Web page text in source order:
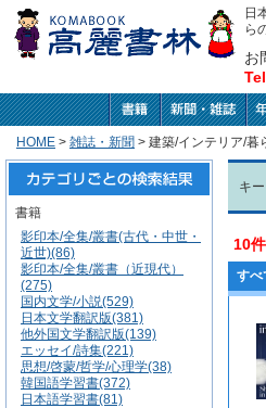
日
ら
お
HOME > 雑誌・新聞 > 建築/インテリア/暮
書籍
影印本/全集/叢書(古代・中世・
近世)(86)
影印本/全集/叢書（近現代）
(275)
国内文学/小説(529)
日本文学翻訳版(381)
他外国文学翻訳版(139)
エッセイ/詩集(221)
思想/啓蒙/哲学/心理学(38)
韓国語学習書(372)
日本語学習書(81)
キ
10
すべ